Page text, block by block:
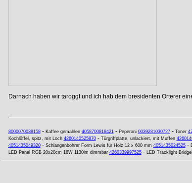
Darnach haben wir taroggt und ich hab dem bresidenten Orterer
8000070038158- Kaffee gemahlen 4058700818421- Peperoni 0039281030727- Toner
Kochlöffel, spitz, mit Loch 4260140525870- Türgriffplatte, unlackiert, mit Muffen
4051435049320- Schlangenbohrer Form Lewis für Holz 12 x 600 mm 4051435024525-
LED Panel RGB 20x20cm 18W 1130lm dimmbar 4260339997525- LED Tracklight